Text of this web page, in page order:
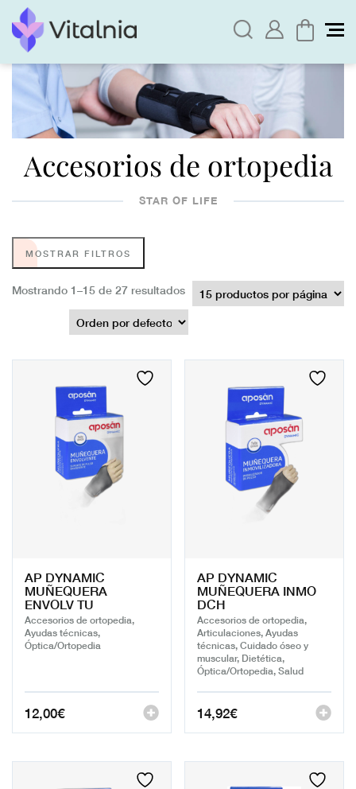
Accesorios de ortopedia
STAR OF LIFE
MOSTRAR FILTROS
Mostrando 1–15 de 27 resultados
AP DYNAMIC
MUÑEQUERA
ENVOLV TU
Accesorios de ortopedia,
Ayudas técnicas,
Óptica/Ortopedia
12,00€
AP DYNAMIC
MUÑEQUERA INMO
DCH
Accesorios de ortopedia,
Articulaciones, Ayudas
técnicas, Cuidado óseo y
muscular, Dietética,
Óptica/Ortopedia, Salud
14,92€